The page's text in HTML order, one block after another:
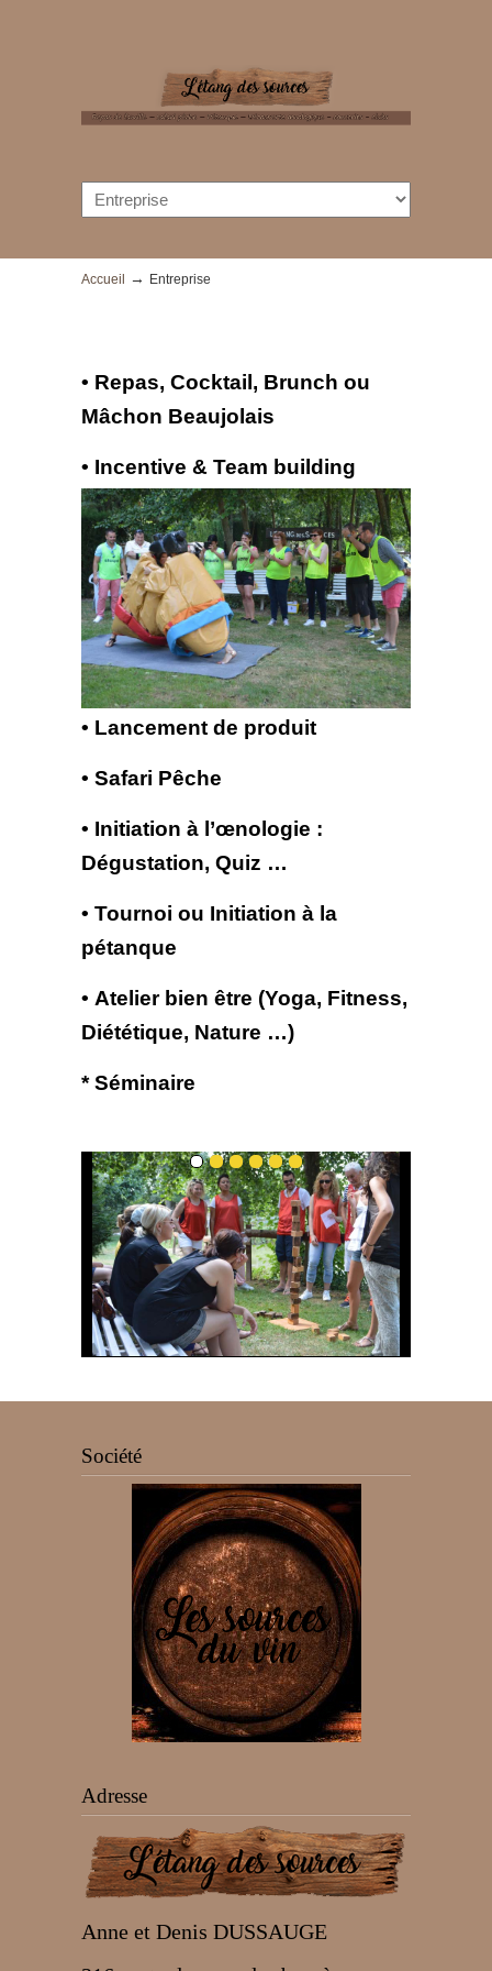
Accueil → Entreprise
• Repas, Cocktail, Brunch ou
Mâchon Beaujolais
• Incentive & Team building
• Lancement de produit
• Safari Pêche
• Initiation à l’œnologie :
Dégustation, Quiz …
• Tournoi ou Initiation à la
pétanque
• Atelier bien être (Yoga, Fitness,
Diététique, Nature …)
* Séminaire
Société
Adresse
Anne et Denis DUSSAUGE